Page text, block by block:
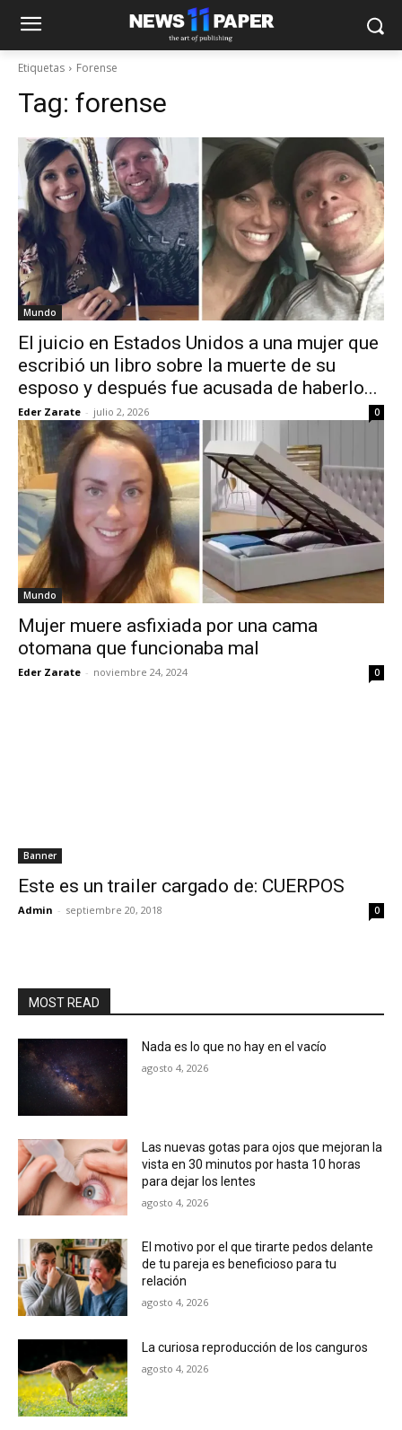
Etiquetas Forense
Tag: forense
Mundo
El juicio en Estados Unidos a una mujer que
escribió un libro sobre la muerte de su
esposo y después fue acusada de haberlo...
Eder Zarate - julio 2, 2026 0
Mundo
Mujer muere asfixiada por una cama
otomana que funcionaba mal
Eder Zarate - noviembre 24, 2024 0
Banner
Este es un trailer cargado de: CUERPOS
Admin - septiembre 20, 2018 0
MOST READ
Nada es lo que no hay en el vacío
agosto 4, 2026
Las nuevas gotas para ojos que mejoran la
vista en 30 minutos por hasta 10 horas
para dejar los lentes
agosto 4, 2026
El motivo por el que tirarte pedos delante
de tu pareja es beneficioso para tu
relación
agosto 4, 2026
La curiosa reproducción de los canguros
agosto 4, 2026